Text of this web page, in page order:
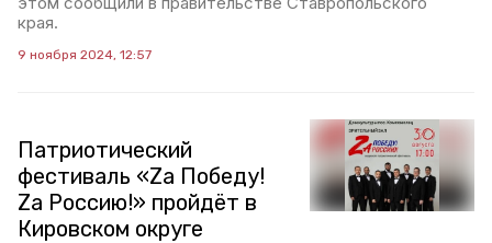
края.
9 ноября 2024, 12:57
Патриотический
фестиваль «Zа Победу!
Zа Россию!» пройдёт в
Кировском округе